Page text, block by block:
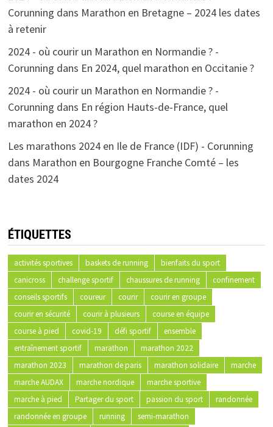
Corunning dans Marathon en Bretagne – 2024 les dates
à retenir
2024 - où courir un Marathon en Normandie ? -
Corunning dans En 2024, quel marathon en Occitanie ?
2024 - où courir un Marathon en Normandie ? -
Corunning dans En région Hauts-de-France, quel
marathon en 2024 ?
Les marathons 2024 en Ile de France (IDF) - Corunning
dans Marathon en Bourgogne Franche Comté – les
dates 2024
ÉTIQUETTES
activités sportives baskets de running
bienfaits du sport
canicross
challenge sportif chaussures de running
confinement
conseils sportifs
coureur courir
courir en groupe
courir en sécurité
courir à plusieurs
course en équipe
course à pied
covid-19 défi sportif
ensemble
entraînement sportif
marathon
marathon 2022
marathon 2023
marathon de paris marathon solidaire
marche
marche AUDAX
marche nordique
marche sportive
marche à pied
Partager du sport passion du sport
randonnée
randonnée en groupe
running
semi-marathon